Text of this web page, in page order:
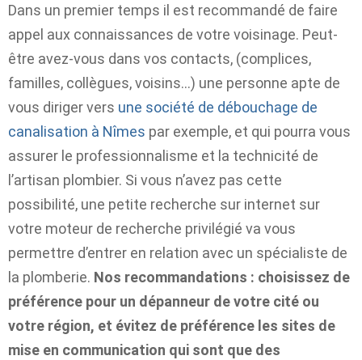
Dans un premier temps il est recommandé de faire
appel aux connaissances de votre voisinage. Peut-
être avez-vous dans vos contacts, (complices,
familles, collègues, voisins…) une personne apte de
vous diriger vers une société de débouchage de
canalisation à Nîmes par exemple, et qui pourra vous
assurer le professionnalisme et la technicité de
l’artisan plombier. Si vous n’avez pas cette
possibilité, une petite recherche sur internet sur
votre moteur de recherche privilégié va vous
permettre d’entrer en relation avec un spécialiste de
la plomberie. Nos recommandations : choisissez de
préférence pour un dépanneur de votre cité ou
votre région, et évitez de préférence les sites de
mise en communication qui sont que des